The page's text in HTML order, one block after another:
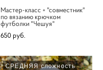
Мастер-класс + "совместник"
по вязанию крючком
футболки "Чешуя"
650 pуб.
СРЕДНЯЯ сложность